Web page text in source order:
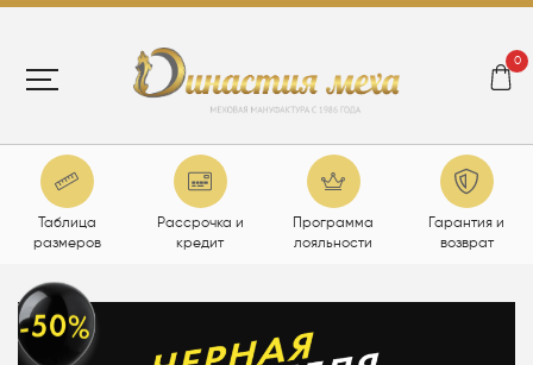
0
Таблица
размеров
Рассрочка и
кредит
Программа
лояльности
Гарантия и
возврат